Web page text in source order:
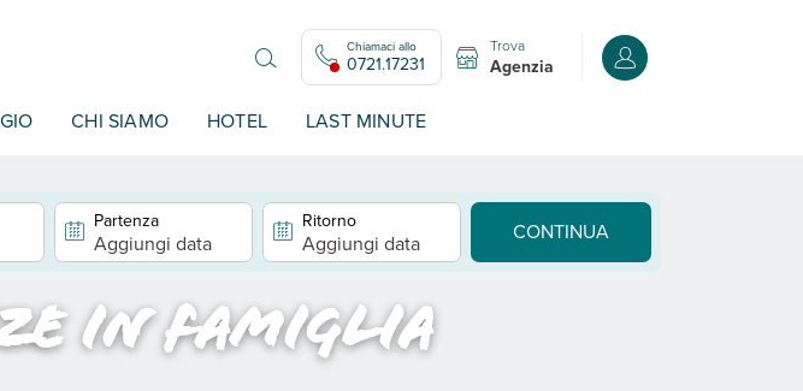
Chiamaci allo
0721.17231
Trova
Agenzia Accedi o registrati
CHI SIAMO HOTEL LAST MINUTE
Partenza
Aggiungi data
Ritorno
Aggiungi data CONTINUA
in famiglia